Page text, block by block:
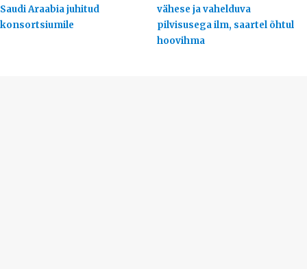
Saudi Araabia juhitud
konsortsiumile
vähese ja vahelduva
pilvisusega ilm, saartel õhtul
hoovihma